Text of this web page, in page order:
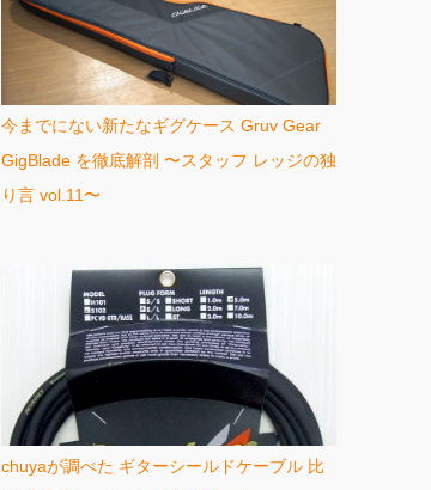
今までにない新たなギグケース Gruv Gear
GigBlade を徹底解剖 〜スタッフ レッジの独
り言 vol.11〜
chuyaが調べた ギターシールドケーブル 比